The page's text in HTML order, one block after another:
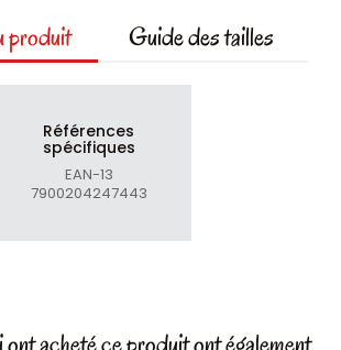
produit Guide des tailles
Références
spécifiques
EAN-13
7900204247443